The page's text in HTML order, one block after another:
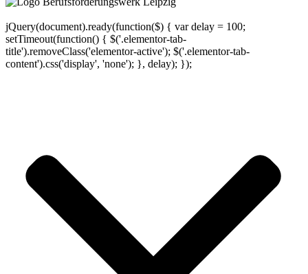
jQuery(document).ready(function($) { var delay = 100;
setTimeout(function() { $('.elementor-tab-
title').removeClass('elementor-active'); $('.elementor-tab-
content').css('display', 'none'); }, delay); });